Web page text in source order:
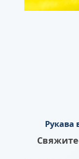
Рукава